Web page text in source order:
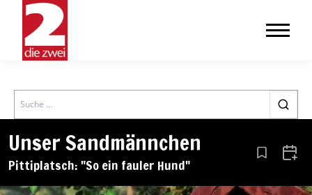
Search
Unser Sandmännchen
Pittiplatsch: "So ein fauler Hund" Aus den